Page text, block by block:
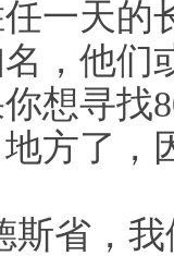
一天的
，他们
想寻找
方了，
斯省，